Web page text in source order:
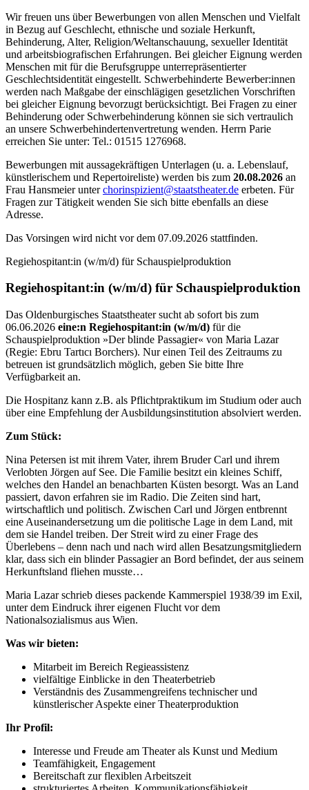
Wir freuen uns über Bewerbungen von allen Menschen und Vielfalt
in Bezug auf Geschlecht, ethnische und soziale Herkunft,
Behinderung, Alter, Religion/Weltanschauung, sexueller Identität
und arbeitsbiografischen Erfahrungen. Bei gleicher Eignung werden
Menschen mit für die Berufsgruppe unterrepräsentierter
Geschlechtsidentität eingestellt. Schwerbehinderte Bewerber:innen
werden nach Maßgabe der einschlägigen gesetzlichen Vorschriften
bei gleicher Eignung bevorzugt berücksichtigt. Bei Fragen zu einer
Behinderung oder Schwerbehinderung können sie sich vertraulich
an unsere Schwerbehindertenvertretung wenden. Herrn Parie
erreichen Sie unter: Tel.: 01515 1276968.
Bewerbungen mit aussagekräftigen Unterlagen (u. a. Lebenslauf,
künstlerischem und Repertoireliste) werden bis zum 20.08.2026 an
Frau Hansmeier unterchorinspizient@staatstheater.de erbeten. Für
Fragen zur Tätigkeit wenden Sie sich bitte ebenfalls an diese
Adresse.
Das Vorsingen wird nicht vor dem 07.09.2026 stattfinden.
Regiehospitant:in (w/m/d) für Schauspielproduktion
Regiehospitant:in (w/m/d) für Schauspielproduktion
Das Oldenburgisches Staatstheater sucht ab sofort bis zum
06.06.2026 eine:n Regiehospitant:in (w/m/d) für die
Schauspielproduktion »Der blinde Passagier« von Maria Lazar
(Regie: Ebru Tartıcı Borchers). Nur einen Teil des Zeitraums zu
betreuen ist grundsätzlich möglich, geben Sie bitte Ihre
Verfügbarkeit an.
Die Hospitanz kann z.B. als Pflichtpraktikum im Studium oder auch
über eine Empfehlung der Ausbildungsinstitution absolviert werden.
Zum Stück:
Nina Petersen ist mit ihrem Vater, ihrem Bruder Carl und ihrem
Verlobten Jörgen auf See. Die Familie besitzt ein kleines Schiff,
welches den Handel an benachbarten Küsten besorgt. Was an Land
passiert, davon erfahren sie im Radio. Die Zeiten sind hart,
wirtschaftlich und politisch. Zwischen Carl und Jörgen entbrennt
eine Auseinandersetzung um die politische Lage in dem Land, mit
dem sie Handel treiben. Der Streit wird zu einer Frage des
Überlebens – denn nach und nach wird allen Besatzungsmitgliedern
klar, dass sich ein blinder Passagier an Bord befindet, der aus seinem
Herkunftsland fliehen musste…
Maria Lazar schrieb dieses packende Kammerspiel 1938/39 im Exil,
unter dem Eindruck ihrer eigenen Flucht vor dem
Nationalsozialismus aus Wien.
Was wir bieten:
Mitarbeit im Bereich Regieassistenz
vielfältige Einblicke in den Theaterbetrieb
Verständnis des Zusammengreifens technischer und
künstlerischer Aspekte einer Theaterproduktion
Ihr Profil:
Interesse und Freude am Theater als Kunst und Medium
Teamfähigkeit, Engagement
Bereitschaft zur flexiblen Arbeitszeit